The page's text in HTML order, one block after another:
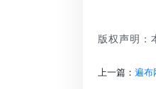
版权声明：
上一篇： 遍布